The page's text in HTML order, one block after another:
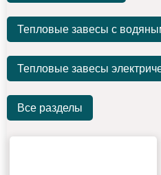
Тепловые завесы с
Тепловые завесы
Все разделы